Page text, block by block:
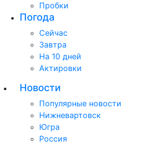
Пробки
Погода
Сейчас
Завтра
На 10 дней
Актировки
Новости
Популярные новости
Нижневартовск
Югра
Россия